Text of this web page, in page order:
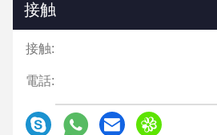
接触
接触:
電話: